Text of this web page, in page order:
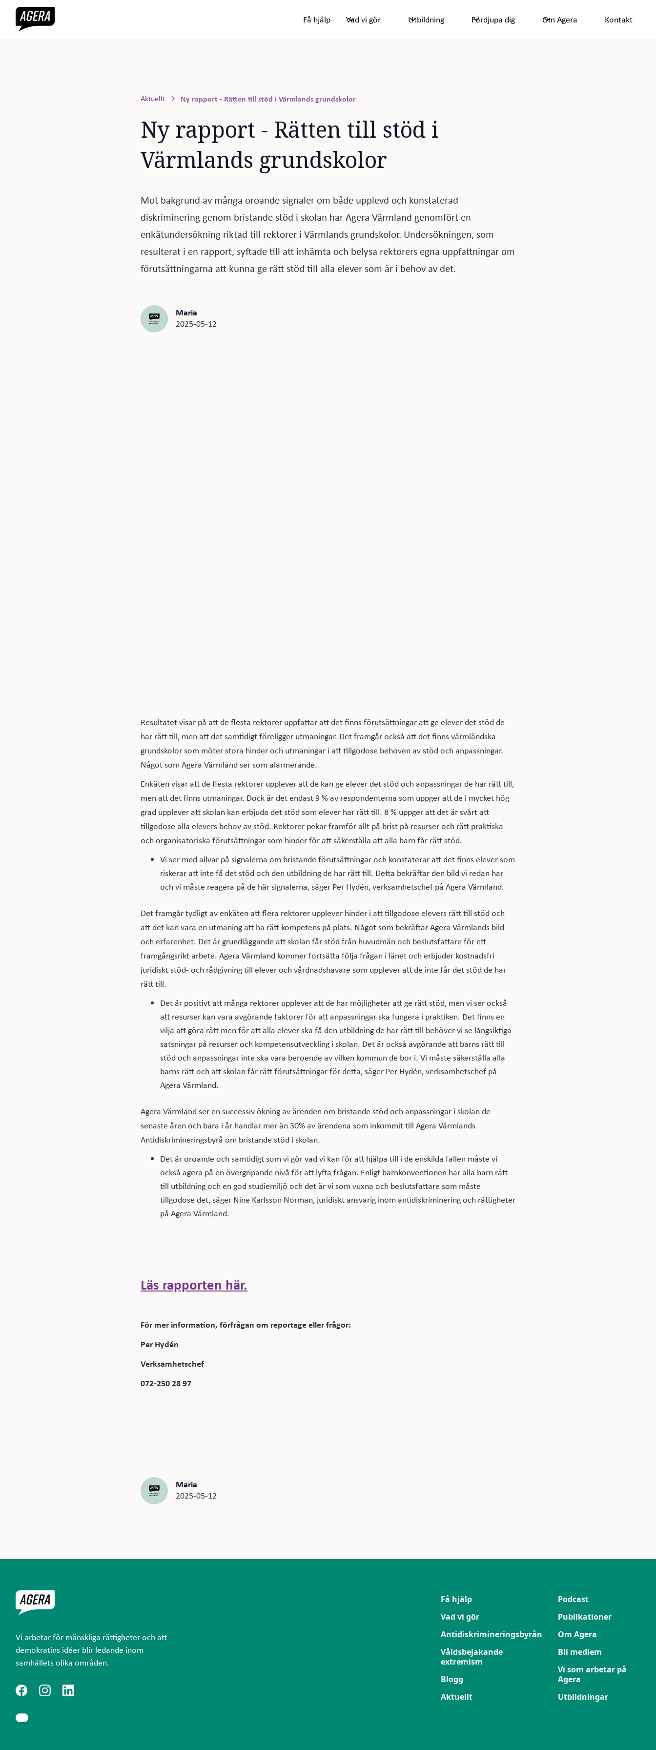
Få hjälp Vad vi gör Utbildning Fördjupa dig Om Agera Kontakt
Aktuellt Ny rapport - Rätten till stöd i Värmlands grundskolor
Ny rapport - Rätten till stöd i
Värmlands grundskolor
Mot bakgrund av många oroande signaler om både upplevd och konstaterad
diskriminering genom bristande stöd i skolan har Agera Värmland genomfört en
enkätundersökning riktad till rektorer i Värmlands grundskolor. Undersökningen, som
resulterat i en rapport, syftade till att inhämta och belysa rektorers egna uppfattningar om
förutsättningarna att kunna ge rätt stöd till alla elever som är i behov av det.
Maria
2025-05-12
Resultatet visar på att de flesta rektorer uppfattar att det finns förutsättningar att ge elever det stöd de
har rätt till, men att det samtidigt föreligger utmaningar. Det framgår också att det finns värmländska
grundskolor som möter stora hinder och utmaningar i att tillgodose behoven av stöd och anpassningar.
Något som Agera Värmland ser som alarmerande.
Enkäten visar att de flesta rektorer upplever att de kan ge elever det stöd och anpassningar de har rätt till,
men att det finns utmaningar. Dock är det endast 9 % av respondenterna som uppger att de i mycket hög
grad upplever att skolan kan erbjuda det stöd som elever har rätt till. 8 % uppger att det är svårt att
tillgodose alla elevers behov av stöd. Rektorer pekar framför allt på brist på resurser och rätt praktiska
och organisatoriska förutsättningar som hinder för att säkerställa att alla barn får rätt stöd.
Vi ser med allvar på signalerna om bristande förutsättningar och konstaterar att det finns elever som
riskerar att inte få det stöd och den utbildning de har rätt till. Detta bekräftar den bild vi redan har
och vi måste reagera på de här signalerna, säger Per Hydén, verksamhetschef på Agera Värmland.
Det framgår tydligt av enkäten att flera rektorer upplever hinder i att tillgodose elevers rätt till stöd och
att det kan vara en utmaning att ha rätt kompetens på plats. Något som bekräftar Agera Värmlands bild
och erfarenhet. Det är grundläggande att skolan får stöd från huvudmän och beslutsfattare för ett
framgångsrikt arbete. Agera Värmland kommer fortsätta följa frågan i länet och erbjuder kostnadsfri
juridiskt stöd- och rådgivning till elever och vårdnadshavare som upplever att de inte får det stöd de har
rätt till.
Det är positivt att många rektorer upplever att de har möjligheter att ge rätt stöd, men vi ser också
att resurser kan vara avgörande faktorer för att anpassningar ska fungera i praktiken. Det finns en
vilja att göra rätt men för att alla elever ska få den utbildning de har rätt till behöver vi se långsiktiga
satsningar på resurser och kompetensutveckling i skolan. Det är också avgörande att barns rätt till
stöd och anpassningar inte ska vara beroende av vilken kommun de bor i. Vi måste säkerställa alla
barns rätt och att skolan får rätt förutsättningar för detta, säger Per Hydén, verksamhetschef på
Agera Värmland.
Agera Värmland ser en successiv ökning av ärenden om bristande stöd och anpassningar i skolan de
senaste åren och bara i år handlar mer än 30% av ärendena som inkommit till Agera Värmlands
Antidiskrimineringsbyrå om bristande stöd i skolan.
Det är oroande och samtidigt som vi gör vad vi kan för att hjälpa till i de enskilda fallen måste vi
också agera på en övergripande nivå för att lyfta frågan. Enligt barnkonventionen har alla barn rätt
till utbildning och en god studiemiljö och det är vi som vuxna och beslutsfattare som måste
tillgodose det, säger Nine Karlsson Norman, juridiskt ansvarig inom antidiskriminering och rättigheter
på Agera Värmland.
Läs rapporten här.
För mer information, förfrågan om reportage eller frågor:
Per Hydén
Verksamhetschef
072-250 28 97
Maria
2025-05-12
Vi arbetar för mänskliga rättigheter och att
demokratins idéer blir ledande inom
samhällets olika områden.
Få hjälp
Vad vi gör
Antidiskrimineringsbyrån
Våldsbejakande
extremism
Blogg
Aktuellt
Podcast
Publikationer
Om Agera
Bli medlem
Vi som arbetar på
Agera
Utbildningar